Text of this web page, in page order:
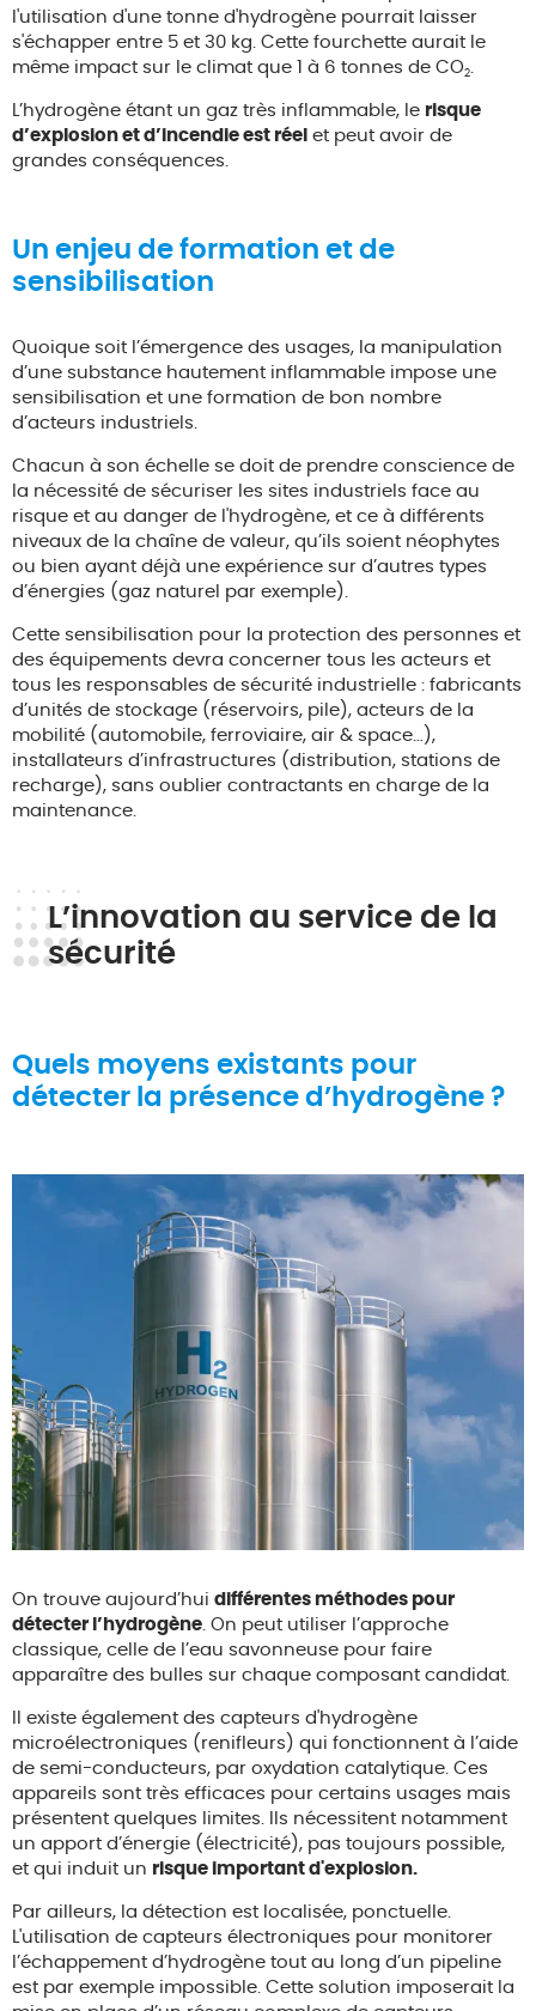
l'utilisation d'une tonne d'hydrogène pourrait laisser
s'échapper entre 5 et 30 kg. Cette fourchette aurait le
même impact sur le climat que 1 à 6 tonnes de CO2.
L’hydrogène étant un gaz très inflammable, le risque
d’explosion et d’incendie est réel et peut avoir de
grandes conséquences.
Un enjeu de formation et de
sensibilisation
Quoique soit l’émergence des usages, la manipulation
d’une substance hautement inflammable impose une
sensibilisation et une formation de bon nombre
d’acteurs industriels.
Chacun à son échelle se doit de prendre conscience de
la nécessité de sécuriser les sites industriels face au
risque et au danger de l'hydrogène, et ce à différents
niveaux de la chaîne de valeur, qu’ils soient néophytes
ou bien ayant déjà une expérience sur d’autres types
d’énergies (gaz naturel par exemple).
Cette sensibilisation pour la protection des personnes et
des équipements devra concerner tous les acteurs et
tous les responsables de sécurité industrielle : fabricants
d’unités de stockage (réservoirs, pile), acteurs de la
mobilité (automobile, ferroviaire, air & space…),
installateurs d’infrastructures (distribution, stations de
recharge), sans oublier contractants en charge de la
maintenance.
L’innovation au service de la
sécurité
Quels moyens existants pour
détecter la présence d’hydrogène ?
On trouve aujourd’hui différentes méthodes pour
détecter l’hydrogène . On peut utiliser l’approche
classique, celle de l’eau savonneuse pour faire
apparaître des bulles sur chaque composant candidat.
Il existe également des capteurs d'hydrogène
microélectroniques (renifleurs) qui fonctionnent à l’aide
de semi-conducteurs, par oxydation catalytique. Ces
appareils sont très efficaces pour certains usages mais
présentent quelques limites. Ils nécessitent notamment
un apport d’énergie (électricité), pas toujours possible,
et qui induit un risque important d'explosion.
Par ailleurs, la détection est localisée, ponctuelle.
L'utilisation de capteurs électroniques pour monitorer
l’échappement d’hydrogène tout au long d’un pipeline
est par exemple impossible. Cette solution imposerait la